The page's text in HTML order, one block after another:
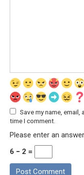
Save my name,
time I comment.
Please enter an
6 − 2 =